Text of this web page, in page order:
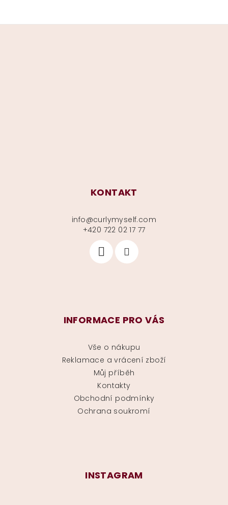
KONTAKT
info@curlymyself.com
+420 722 02 17 77
INFORMACE PRO VÁS
Vše o nákupu
Reklamace a vrácení zboží
Můj příběh
Kontakty
Obchodní podmínky
Ochrana soukromí
INSTAGRAM